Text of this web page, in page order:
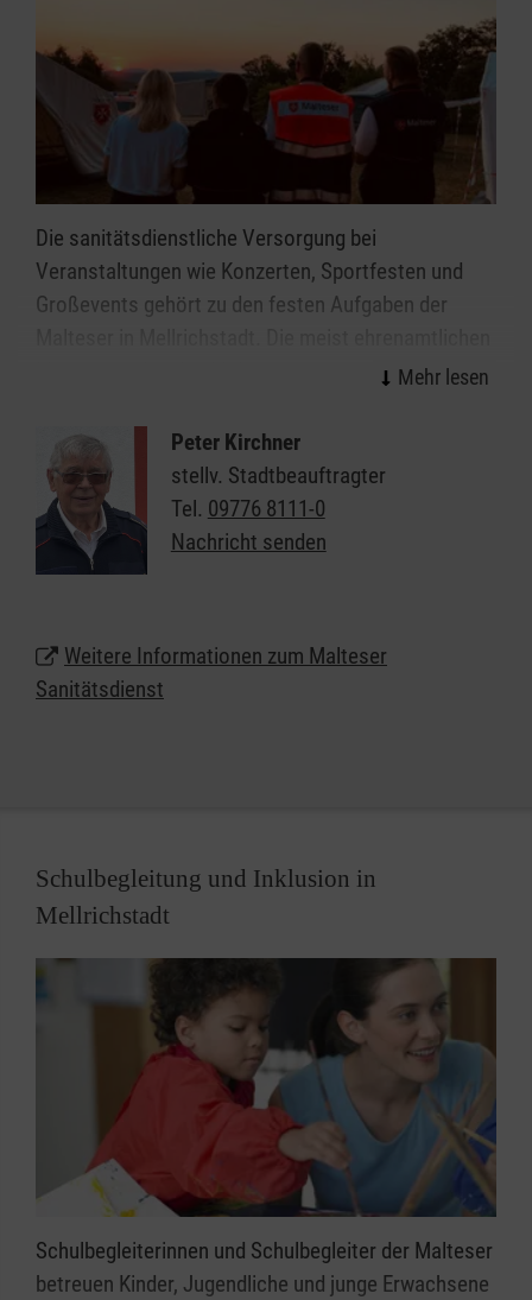
Die sanitätsdienstliche Versorgung bei
Veranstaltungen wie Konzerten, Sportfesten und
Großevents gehört zu den festen Aufgaben der
Mitarbeitenden des Malteser Sanitätsdiensts leisten
Veranstaltungen ab einer gewissen Dimension bzw.
mit einer bestimmten Charakteristik erfordern einen
qualifizierten Sanitätsdienst. Überall da, wo viele
Menschen zusammenkommen, erhöht sich
die Notwendigkeit eines Sanitätsdienstes nicht
zuletzt aus gesetzlichen Vorschriften und zum
Nähere Informationen zum Sanitätsdienst der
Malteser Unterfranken
Peter Kirchner
stellv. Stadtbeauftragter
Tel. 09776 8111-0
Nachricht senden
Weitere Informationen zum Malteser
Sanitätsdienst
Schulbegleitung und Inklusion in
Mellrichstadt
Schulbegleiterinnen und Schulbegleiter der Malteser
betreuen Kinder, Jugendliche und junge Erwachsene